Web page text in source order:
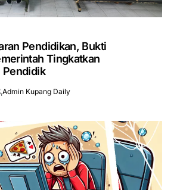
Pendidikan, Bukti
Tingkatkan
Pendidik
Admin Kupang Daily